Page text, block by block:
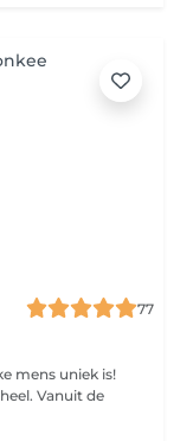
77
Vanuit de